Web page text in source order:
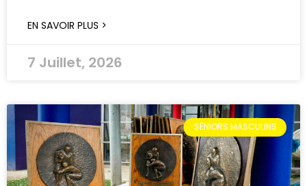
EN SAVOIR PLUS >
7 Juillet, 2026
SÉNIORS MASCULINS